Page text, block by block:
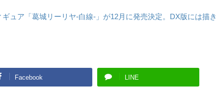
ュア「葛城リーリヤ-白線-」が12月に発売決定。DX版には描き
Facebook LINE